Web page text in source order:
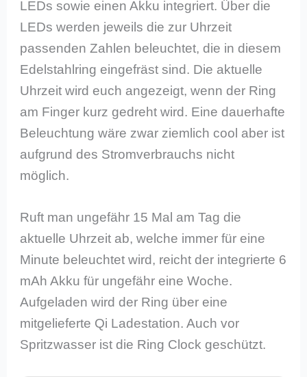
LEDs sowie einen Akku integriert. Über die
LEDs werden jeweils die zur Uhrzeit
passenden Zahlen beleuchtet, die in diesem
Edelstahlring eingefräst sind. Die aktuelle
Uhrzeit wird euch angezeigt, wenn der Ring
am Finger kurz gedreht wird. Eine dauerhafte
Beleuchtung wäre zwar ziemlich cool aber ist
aufgrund des Stromverbrauchs nicht
möglich.
Ruft man ungefähr 15 Mal am Tag die
aktuelle Uhrzeit ab, welche immer für eine
Minute beleuchtet wird, reicht der integrierte 6
mAh Akku für ungefähr eine Woche.
Aufgeladen wird der Ring über eine
mitgelieferte Qi Ladestation. Auch vor
Spritzwasser ist die Ring Clock geschützt.